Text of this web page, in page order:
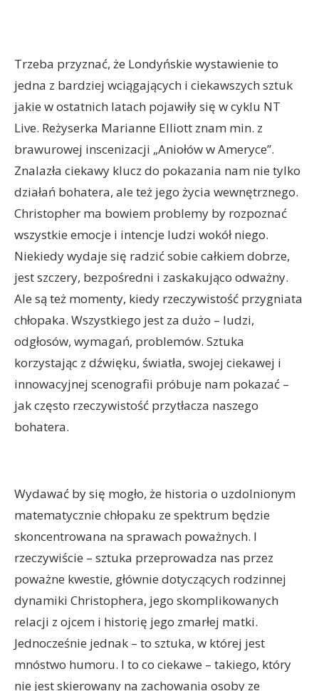
Trzeba przyznać, że Londyńskie wystawienie to
jedna z bardziej wciągających i ciekawszych sztuk
jakie w ostatnich latach pojawiły się w cyklu NT
Live. Reżyserka Marianne Elliott znam min. z
brawurowej inscenizacji „Aniołów w Ameryce”.
Znalazła ciekawy klucz do pokazania nam nie tylko
działań bohatera, ale też jego życia wewnętrznego.
Christopher ma bowiem problemy by rozpoznać
wszystkie emocje i intencje ludzi wokół niego.
Niekiedy wydaje się radzić sobie całkiem dobrze,
jest szczery, bezpośredni i zaskakująco odważny.
Ale są też momenty, kiedy rzeczywistość przygniata
chłopaka. Wszystkiego jest za dużo – ludzi,
odgłosów, wymagań, problemów. Sztuka
korzystając z dźwięku, światła, swojej ciekawej i
innowacyjnej scenografii próbuje nam pokazać –
jak często rzeczywistość przytłacza naszego
bohatera.
Wydawać by się mogło, że historia o uzdolnionym
matematycznie chłopaku ze spektrum będzie
skoncentrowana na sprawach poważnych. I
rzeczywiście – sztuka przeprowadza nas przez
poważne kwestie, głównie dotyczących rodzinnej
dynamiki Christophera, jego skomplikowanych
relacji z ojcem i historię jego zmarłej matki.
Jednocześnie jednak – to sztuka, w której jest
mnóstwo humoru. I to co ciekawe – takiego, który
nie jest skierowany na zachowania osoby ze